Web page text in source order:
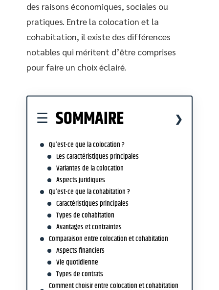
des raisons économiques, sociales ou
pratiques. Entre la colocation et la
cohabitation, il existe des différences
notables qui méritent d’être comprises
pour faire un choix éclairé.
SOMMAIRE
Qu’est-ce que la colocation ?
Les caractéristiques principales
Variantes de la colocation
Aspects juridiques
Qu’est-ce que la cohabitation ?
Caractéristiques principales
Types de cohabitation
Avantages et contraintes
Comparaison entre colocation et cohabitation
Aspects financiers
Vie quotidienne
Types de contrats
Comment choisir entre colocation et cohabitation